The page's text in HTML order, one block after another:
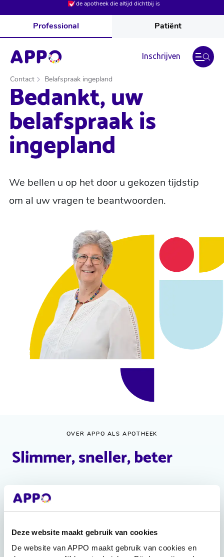
Deze website maakt gebruik van cookies
De website van APPO maakt gebruik van cookies en
de apotheek die altijd dichtbij is
Professional Patiënt
Inschrijven
Contact Belafspraak ingepland
Bedankt, uw
belafspraak is
ingepland
We bellen u op het door u gekozen tijdstip
om al uw vragen te beantwoorden.
OVER APPO ALS APOTHEEK
Slimmer, sneller, beter
Levert APPO alle medicijnen?
Werken alle artsen met Appo?